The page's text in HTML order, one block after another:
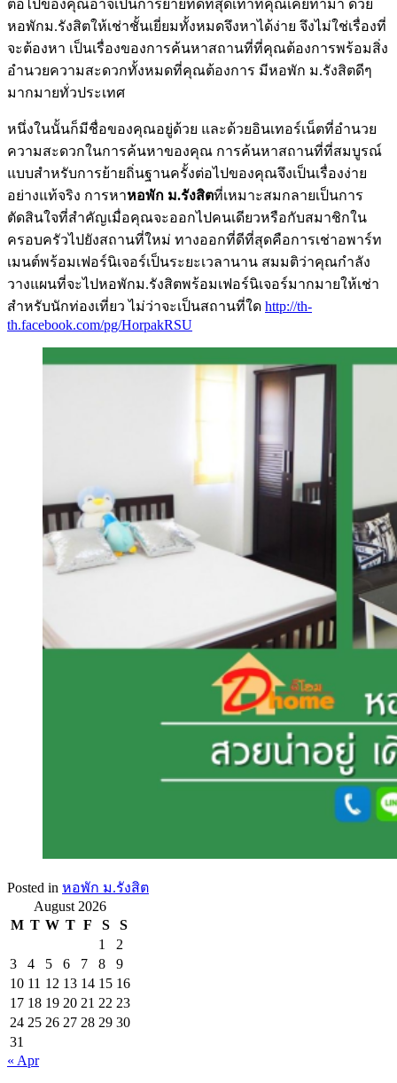
ต่อไปของคุณอาจเป็นการย้ายที่ดีที่สุดเท่าที่คุณเคยทำมา ด้วย
หอพักม.รังสิตให้เช่าชั้นเยี่ยมทั้งหมดจึงหาได้ง่าย จึงไม่ใช่เรื่องที่
จะต้องหา เป็นเรื่องของการค้นหาสถานที่ที่คุณต้องการพร้อมสิ่ง
อำนวยความสะดวกทั้งหมดที่คุณต้องการ มีหอพัก ม.รังสิตดีๆ
มากมายทั่วประเทศ
หนึ่งในนั้นก็มีชื่อของคุณอยู่ด้วย และด้วยอินเทอร์เน็ตที่อำนวย
ความสะดวกในการค้นหาของคุณ การค้นหาสถานที่ที่สมบูรณ์
แบบสำหรับการย้ายถิ่นฐานครั้งต่อไปของคุณจึงเป็นเรื่องง่าย
อย่างแท้จริง การหาหอพัก ม.รังสิตที่เหมาะสมกลายเป็นการ
ตัดสินใจที่สำคัญเมื่อคุณจะออกไปคนเดียวหรือกับสมาชิกใน
ครอบครัวไปยังสถานที่ใหม่ ทางออกที่ดีที่สุดคือการเช่าอพาร์ท
เมนต์พร้อมเฟอร์นิเจอร์เป็นระยะเวลานาน สมมติว่าคุณกำลัง
วางแผนที่จะไปหอพักม.รังสิตพร้อมเฟอร์นิเจอร์มากมายให้เช่า
สำหรับนักท่องเที่ยว ไม่ว่าจะเป็นสถานที่ใด http://th-
th.facebook.com/pg/HorpakRSU
Posted in หอพัก ม.รังสิต
August 2026
M T W T F S
S
1
2
3
4 5 6 7 8
9
10 11 12 13 14 15 16
17 18 19 20 21 22 23
24 25 26 27 28 29 30
31
« Apr